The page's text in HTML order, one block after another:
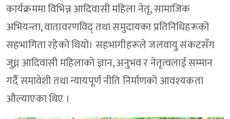
कार्यक्रममा विभिन्न आदिवासी महिला नेतृ, सामाजिक
अभियन्ता, वातावरणविद् तथा समुदायका प्रतिनिधिहरूको
सहभागिता रहेको थियो। सहभागीहरूले जलवायु संकटसँग
जुध्न आदिवासी महिलाको ज्ञान, अनुभव र नेतृत्वलाई सम्मान
गर्दै समावेशी तथा न्यायपूर्ण नीति निर्माणको आवश्यकता
औल्याएका थिए ।